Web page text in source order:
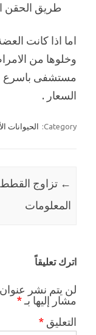
طريق الحقن
اما اذا كانت
وخلوها من
السعار .
Category: الحيوانات
navigation
← تزاوج
المعلومات
اترك تعليقاً
لن يتم نشر
مشار إليها بـ *
التعليق *